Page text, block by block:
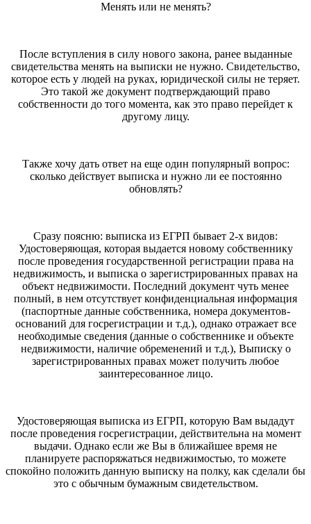
Менять или не менять?
После вступления в силу нового закона, ранее выданные
свидетельства менять на выписки не нужно. Свидетельство,
которое есть у людей на руках, юридической силы не теряет.
Это такой же документ подтверждающий право
собственности до того момента, как это право перейдет к
другому лицу.
Также хочу дать ответ на еще один популярный вопрос:
сколько действует выписка и нужно ли ее постоянно
обновлять?
Сразу поясню: выписка из ЕГРП бывает 2-х видов:
Удостоверяющая, которая выдается новому собственнику
после проведения государственной регистрации права на
недвижимость, и выписка о зарегистрированных правах на
объект недвижимости. Последний документ чуть менее
полный, в нем отсутствует конфиденциальная информация
(паспортные данные собственника, номера документов-
оснований для госрегистрации и т.д.), однако отражает все
необходимые сведения (данные о собственнике и объекте
недвижимости, наличие обременений и т.д.), Выписку о
зарегистрированных правах может получить любое
заинтересованное лицо.
Удостоверяющая выписка из ЕГРП, которую Вам выдадут
после проведения госрегистрации, действительна на момент
выдачи. Однако если же Вы в ближайшее время не
планируете распоряжаться недвижимостью, то можете
спокойно положить данную выписку на полку, как сделали бы
это с обычным бумажным свидетельством.